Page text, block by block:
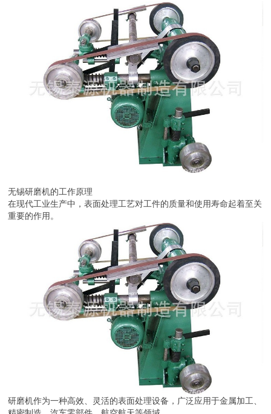
无锡研磨机的工作原理
在现代工业生产中，表面处理工艺对工件的质量和使用寿命起着至关
重要的作用。
研磨机作为一种高效、灵活的表面处理设备，广泛应用于金属加工、